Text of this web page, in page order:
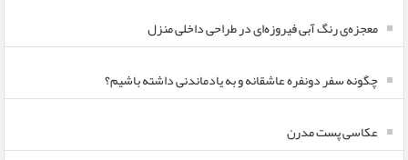
معجزه‌ی رنگ آبی فیروزه‌ای در طراحی داخلی منزل
چگونه سفر دونفره عاشقانه و به یادماندنی داشته باشیم؟
عکاسی پست مدرن